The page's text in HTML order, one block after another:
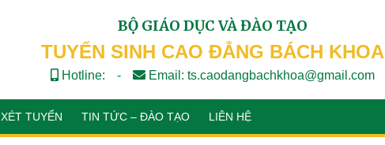
BỘ GIÁO DỤC VÀ ĐÀO TẠO
TUYỂN SINH CAO ĐẲNG BÁCH KHOA
Hotline: - Email: ts.caodangbachkhoa@gmail.com
XÉT TUYỂN TIN TỨC – ĐÀO TẠO LIÊN HỆ